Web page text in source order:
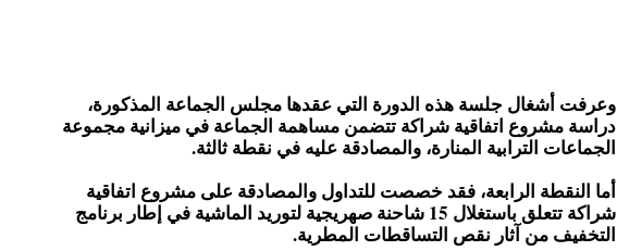
وعرفت أشغال جلسة هذه الدورة التي عقدها مجلس الجماعة المذكورة،
دراسة مشروع اتفاقية شراكة تتضمن مساهمة الجماعة في ميزانية مجموعة
الجماعات الترابية المنارة، والمصادقة عليه في نقطة ثالثة.
أما النقطة الرابعة، فقد خصصت للتداول والمصادقة على مشروع اتفاقية
شراكة تتعلق باستغلال 15 شاحنة صهريجية لتوريد الماشية في إطار برنامج
التخفيف من آثار نقص التساقطات المطرية.